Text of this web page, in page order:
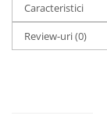
Caracteristici
Review-uri(0)